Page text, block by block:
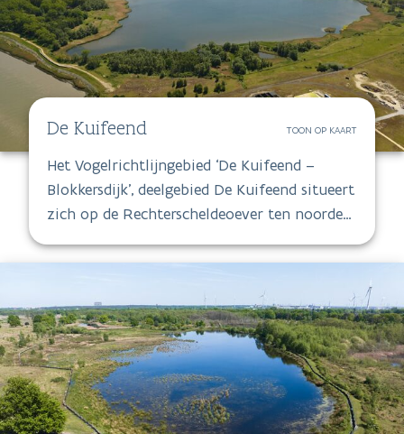
De Kuifeend TOON OP KAART
Het Vogelrichtlijngebied ‘De Kuifeend –
Blokkersdijk’, deelgebied De Kuifeend situeert
zich op de Rechterscheldeoever ten noorden
rangeerstation Antwerpen Noord.